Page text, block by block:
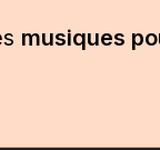
musiques